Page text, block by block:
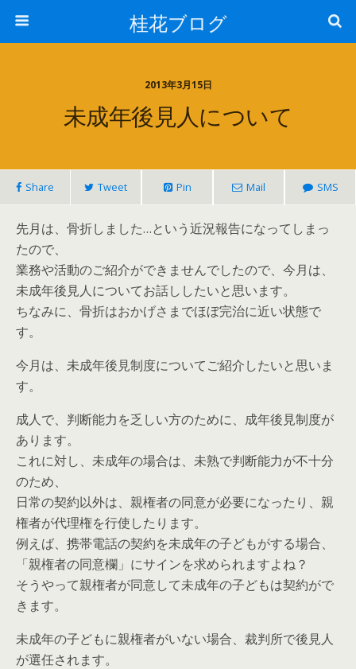
桂花ブログ
2013年3月15日
未成年後見人について
Share Tweet Pin Mail SMS
先月は、骨折しました…という近況報告になってしまっ
たので、
業務や活動のご紹介ができませんでしたので、今月は、
未成年後見人についてお話ししたいと思います。
ちなみに、骨折はおかげさまでほぼ完治に近い状態で
す。
今月は、未成年後見制度についてご紹介したいと思いま
す。
成人で、判断能力を乏しい方のために、成年後見制度が
あります。
これに対し、未成年の場合は、未熟で判断能力が不十分
のため、
日常の契約以外は、親権者の同意が必要になったり、親
権者が代理権を行使したります。
例えば、携帯電話の契約を未成年の子どもがする場合、
「親権者の同意欄」にサインを求められますよね？
そうやって親権者が同意して未成年の子どもは契約がで
きます。
未成年の子どもに親権者がいない場合、裁判所で後見人
が選任されます。